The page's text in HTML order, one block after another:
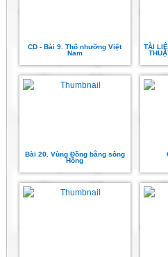
CD - Bài 9. Thổ nhưỡng Việt
Nam
TÀI
Bài 20. Vùng Đồng bằng sông
Hồng